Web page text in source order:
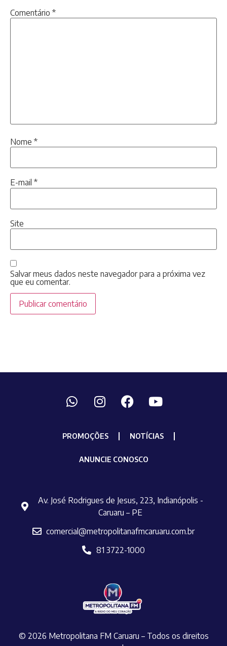
Comentário *
Nome *
E-mail *
Site
Salvar meus dados neste navegador para a próxima vez
que eu comentar.
PROMOÇÕES NOTÍCIAS
ANUNCIE CONOSCO
Av. José Rodrigues de Jesus, 223, Indianópolis -
Caruaru – PE
comercial@metropolitanafmcaruaru.com.br
81 3722-1000
© 2026 Metropolitana FM Caruaru – Todos os direitos